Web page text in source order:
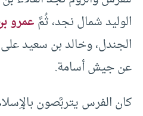
الوليد شمال نجد، ثُمَّعمرو
الجندل، وخالد بن سعيد
عن جيش أسامة.
كان الفرس يتربَّصون